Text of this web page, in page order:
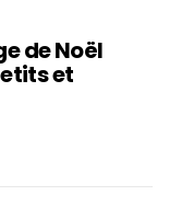
de Noël
et